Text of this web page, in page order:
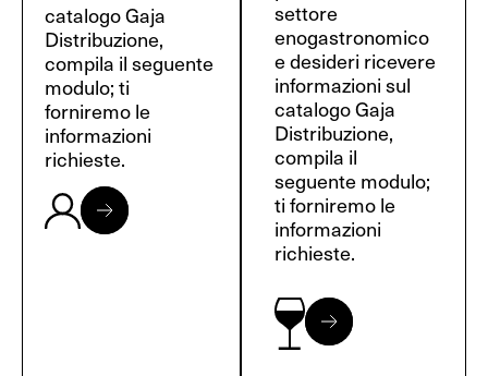
catalogo Gaja
Distribuzione,
compila il seguente
modulo; ti
forniremo le
informazioni
richieste.
settore
enogastronomico
e desideri ricevere
informazioni sul
catalogo Gaja
Distribuzione,
compila il
seguente modulo;
ti forniremo le
informazioni
richieste.